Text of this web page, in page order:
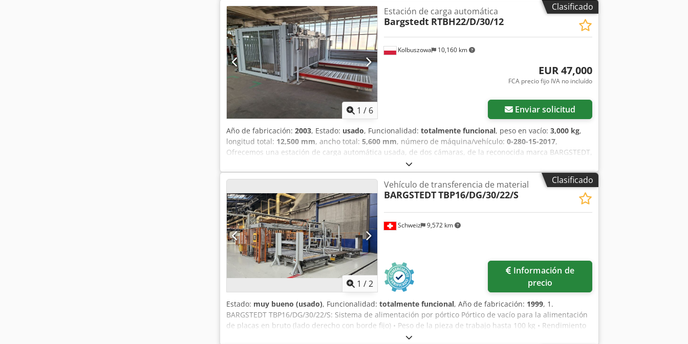
Clasificado
1 / 6
Kolbuszowa 10,160 km
Estación de carga automática
Bargstedt RTBH22/D/30/12
EUR 47,000
FCA precio fijo IVA no incluído
Enviar solicitud
Año de fabricación: 2003, Estado: usado, Funcionalidad: totalmente funcional, peso en vacío: 3,000 kg,
longitud total: 12,500 mm, ancho total: 5,600 mm, número de máquina/vehículo: 0-280-15-2017,
Ofrecemos una estación de carga automática usada, de dos cámaras, de la reconocida marca BARGSTEDT,
modelo RTBH22/D/30/12. Este dispositivo es ideal para las modernas plantas de procesamiento de
madera, donde la eficiencia y la automatización del proceso son fundamentales. Gracias a sus dos
cámaras, garantiza la continuidad del trabajo y mejora significativamente el manejo del material,
minimizando el tiempo de inactividad. La sólida construcción y la fiabilidad de la marca BARGSTEDT
garantizan un funcionamiento prolongado y sin problemas. Carga automática desde dos cámaras.
Rendimiento: 8 ciclos/minuto. Carga con ventosas de vacío. Tamaño máximo de los tableros: 1300 x 2500.
Cedszgcd Aopfx Apvjrf Posibilidad de adquirir toda la línea, incluyendo un transportador de rodillos
equipado con un girador cónico y una encoladora bilateral IMA COMBIMA I K/II/R75/760/V/R3.
Clasificado
Pedir más fotos
1 /2
Schweiz 9,572 km
Vehículo de transferencia de material
BARGSTEDTTBP16/DG/30/22/S
precio
Estado: muy bueno (usado), Funcionalidad: totalmente funcional, Año de fabricación: 1999, 1.
BARGSTEDT TBP16/DG/30/22/S: Sistema de alimentación por pórtico Pórtico de vacío para la alimentación
de placas en bruto (lado derecho con borde fijo) • Peso de la pieza de trabajo hasta 100 kg • Rendimiento
hasta 5 ciclos/minuto • Sistema de retorno de paletas + protección mediante barreras de luz 2.